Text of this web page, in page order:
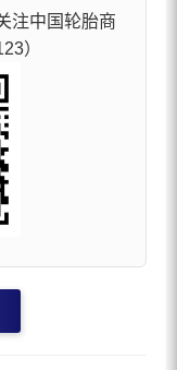
注中国轮胎商
）